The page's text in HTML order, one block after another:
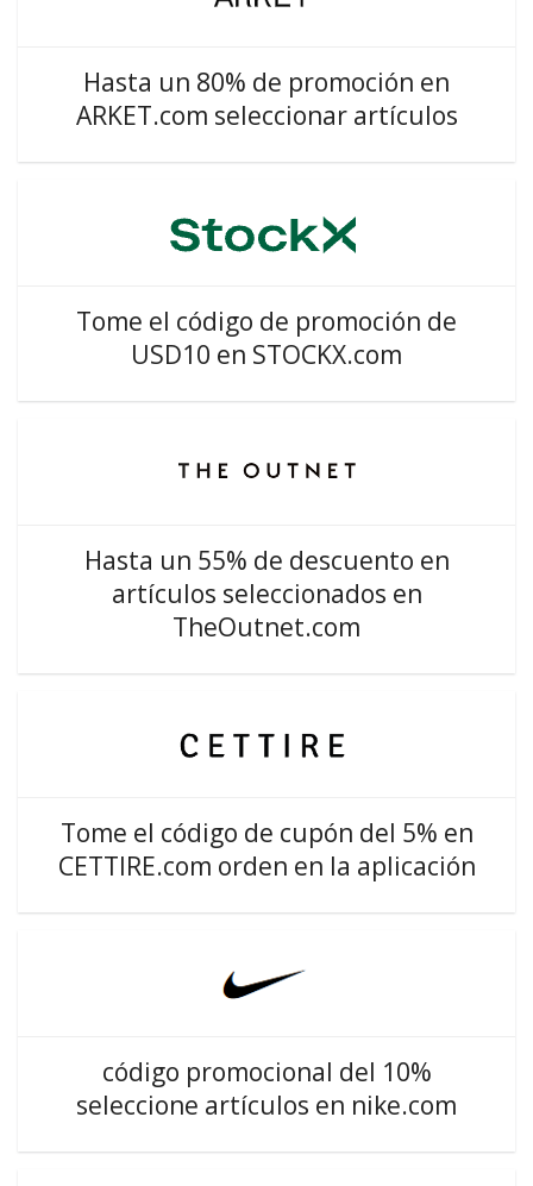
Hasta un 80% de promoción en
ARKET.com seleccionar artículos
Tome el código de promoción de
USD10 en STOCKX.com
Hasta un 55% de descuento en
artículos seleccionados en
TheOutnet.com
Tome el código de cupón del 5% en
CETTIRE.com orden en la aplicación
código promocional del 10%
seleccione artículos en nike.com